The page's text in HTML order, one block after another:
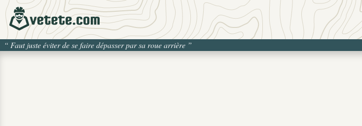
“ Faut juste éviter de se faire dépasser par sa roue arrière ”